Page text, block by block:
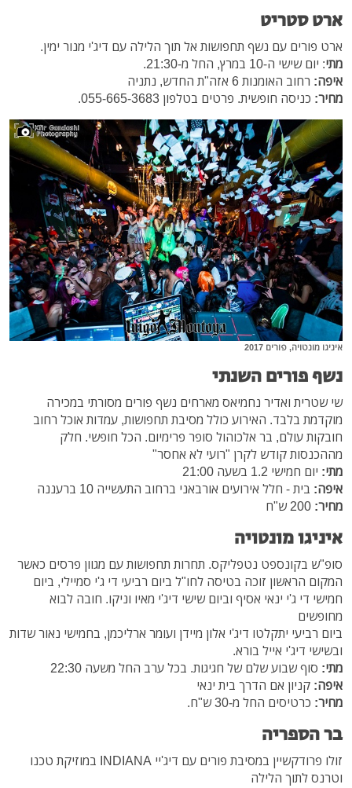
ארט סטריט
ארט פורים עם נשף תחפושות אל תוך הלילה עם דיג'י מנור ימין.
מתי: יום שישי ה-10 במרץ, החל מ-21:30.
איפה: רחוב האומנות 6 אזה"ת החדש, נתניה
מחיר: כניסה חופשית. פרטים בטלפון 055-665-3683.
איניגו מונטויה, פורים 2017
נשף פורים השנתי
שי שטרית ואדיר נחמיאס מארחים נשף פורים מסורתי במכירה
מוקדמת בלבד. האירוע כולל מסיבת תחפושות, עמדות אוכל רחוב
חובקות עולם, בר אלכוהול סופר פרימיום. הכל חופשי. חלק
מההכנסות קודש לקרן "רועי לא אחסר"
מתי: יום חמישי 1.2 בשעה 21:00
איפה: בית - חלל אירועים אורבאני ברחוב התעשייה 10 ברעננה
מחיר:
איניגו מונטויה
סופ"ש בקונספט נטפליקס. תחרות תחפושות עם מגוון פרסים כאשר
המקום הראשון זוכה בטיסה לחו"ל ביום רביעי די ג'י סמיילי, ביום
חמישי די ג'י ינאי אסיף וביום שישי דיג'י מאיו וניקו. חובה לבוא
מחופשים
ביום רביעי יתקלטו דיג'י אלון מיידן ועומר ארליכמן, בחמישי נאור שדות
ובשישי דיג'י אייל בורא.
מתי: סוף שבוע שלם של חגיגות. בכל ערב החל משעה 22:30
איפה: קניון אם הדרך בית ינאי
מחיר: כרטיסים החל מ-30 ש"ח.
בר הספריה
זולו פרודקשיין במסיבת פורים עם דיג'יי INDIANA במוזיקת טכנו
וטרנס לתוך הלילה